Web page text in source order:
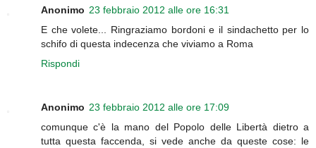
Anonimo 23 febbraio 2012 alle ore 16:31
E che volete... Ringraziamo bordoni e il sindachetto per lo
schifo di questa indecenza che viviamo a Roma
Rispondi
Anonimo 23 febbraio 2012 alle ore 17:09
comunque c'è la mano del Popolo delle Libertà dietro a
tutta questa faccenda, si vede anche da queste cose: le